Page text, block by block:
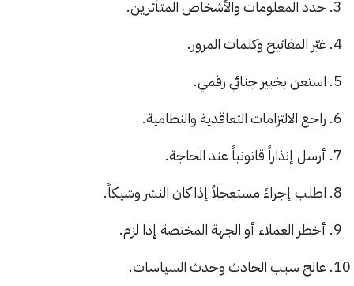
حدد المعلومات والأشخاص المتأثرين.
غيّر المفاتيح وكلمات المرور.
استعن بخبير جنائي رقمي.
راجع الالتزامات التعاقدية والنظامية.
أرسل إنذاراً قانونياً عند الحاجة.
اطلب إجراءً مستعجلاً إذا كان النشر وشيكاً.
أخطر العملاء أو الجهة المختصة إذا لزم.
عالج سبب الحادث وحدث السياسات.